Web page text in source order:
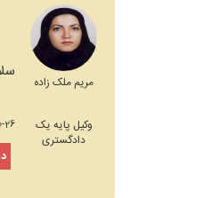
مریم ملک زاده
وکیل پایه یک
دادگستری